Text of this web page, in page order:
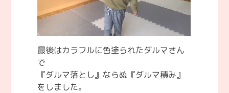
最後はカラフルに色塗られたダルマさん
で
『ダルマ落とし』ならぬ『ダルマ積み』
をしました。